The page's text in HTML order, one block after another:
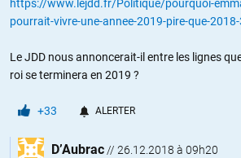
https://www.lejdd.fr/Politique/pourquoi-
pourrait-vivre-une-annee-2019-pire-que-
Le JDD nous annoncerait-il entre les lignes
roi se terminera en 2019 ?
+33 ALERTER
D’Aubrac // 26.12.2018 à 09h20